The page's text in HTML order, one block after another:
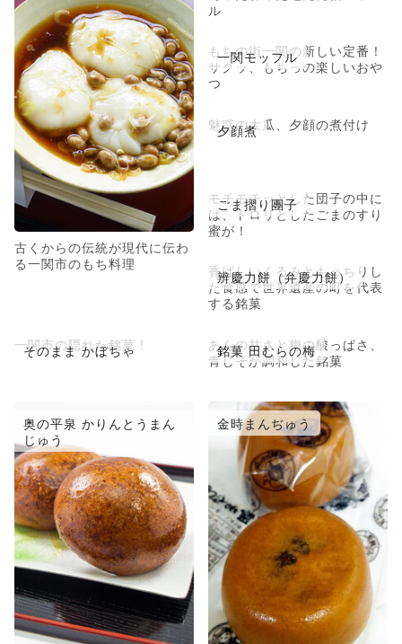
古くからの伝統が現代に伝わ
る一関市のもち料理
ル
一関モッフル
もちの街一関の新しい定番！
サクッ、もちっの楽しいおや
つ
夕顔煮
魅惑の大瓜、夕顔の煮付け
ごま摺り團子
モチモチッとした団子の中に
は、トロリとしたごまのすり
蜜が！
辨慶力餅（弁慶力餅）
香ばしいくるみともっちりし
た食感で世界遺産の町を代表
する銘菓
そのまま かぼちゃ
一関市の隠れた銘菓！ 銘菓 田むらの梅
あんの甘さと梅の酸っぱさ、
青じそが調和した銘菓
奥の平泉 かりんとうまん
じゅう
金時まんぢゅう